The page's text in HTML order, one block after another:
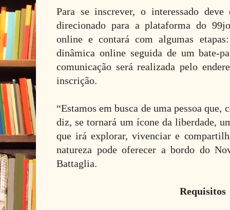
Para se inscrever, o interessado
direcionado para a plataforma do
online e contará com algumas
dinâmica online seguida de um bate-
comunicação será realizada pelo
inscrição.
“Estamos em busca de uma pessoa
diz, se tornará um ícone da liberdade,
que irá explorar, vivenciar e
natureza pode oferecer a bordo do
Battaglia.
Requisitos